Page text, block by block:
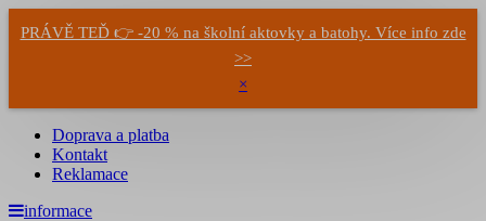
PRÁVĚ TEĎ 👉 -20 % na školní aktovky a batohy. Více info zde
>>
×
Doprava a platba
Kontakt
Reklamace
informace